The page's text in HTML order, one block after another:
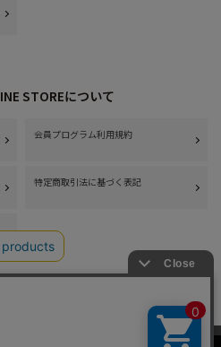
STOREについて
会員プログラム利用規約
特定商取引法に基づく表記